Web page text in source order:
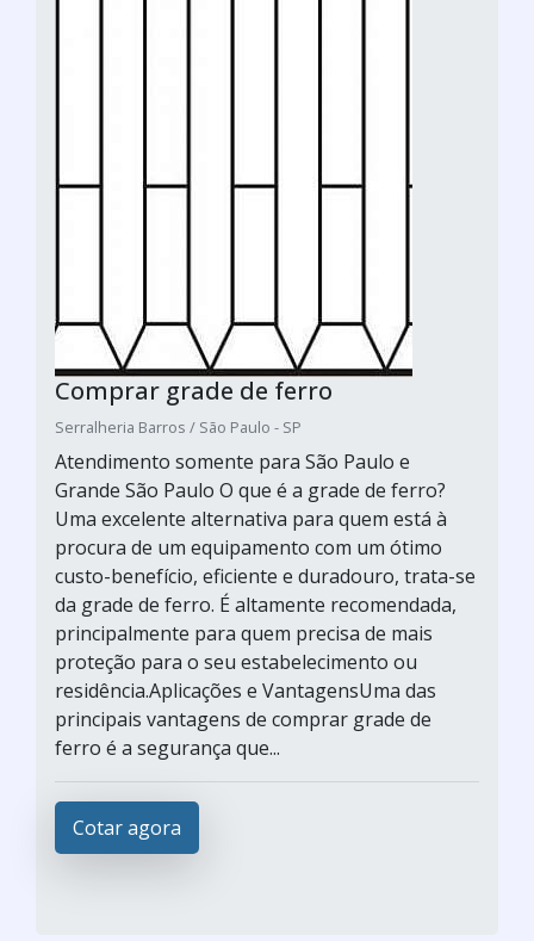
Comprar grade de ferro
Serralheria Barros / São Paulo - SP
Atendimento somente para São Paulo e
Grande São Paulo O que é a grade de ferro?
Uma excelente alternativa para quem está à
procura de um equipamento com um ótimo
custo-benefício, eficiente e duradouro, trata-se
da grade de ferro. É altamente recomendada,
principalmente para quem precisa de mais
proteção para o seu estabelecimento ou
residência.Aplicações e VantagensUma das
principais vantagens de comprar grade de
ferro é a segurança que...
Cotar agora